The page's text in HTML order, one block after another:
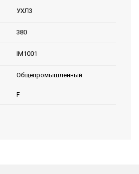
УХЛ3
380
IM1001
Общепромышленный
F